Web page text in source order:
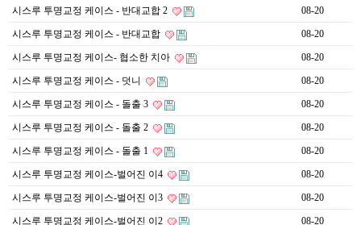
시스루 투명교정 케이스 - 반대교합 2 08-20
시스루 투명교정 케이스 - 반대교합 08-20
시스루 투명교정 케이스- 협소한 치아 08-20
시스루 투명교정 케이스 - 덧니 08-20
시스루 투명교정 케이스 - 돌출 3 08-20
시스루 투명교정 케이스 - 돌출 2 08-20
시스루 투명교정 케이스 - 돌출 1 08-20
시스루 투명교정 케이스-벌어진 이4 08-20
시스루 투명교정 케이스-벌어진 이3 08-20
시스루 투명교정 케이스-벌어진 이2 08-20